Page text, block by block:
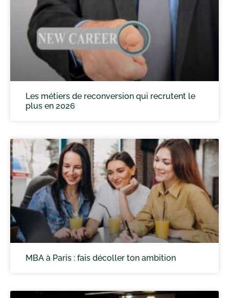
Les métiers de reconversion qui recrutent le
plus en 2026
MBA à Paris : fais décoller ton ambition